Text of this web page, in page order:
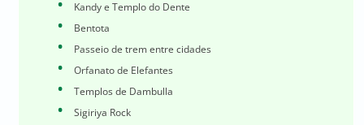
Kandy e Templo do Dente
Bentota
Passeio de trem entre cidades
Orfanato de Elefantes
Templos de Dambulla
Sigiriya Rock